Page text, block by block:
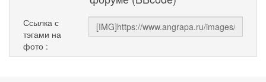
Ссылка с
тэгами на
фото :